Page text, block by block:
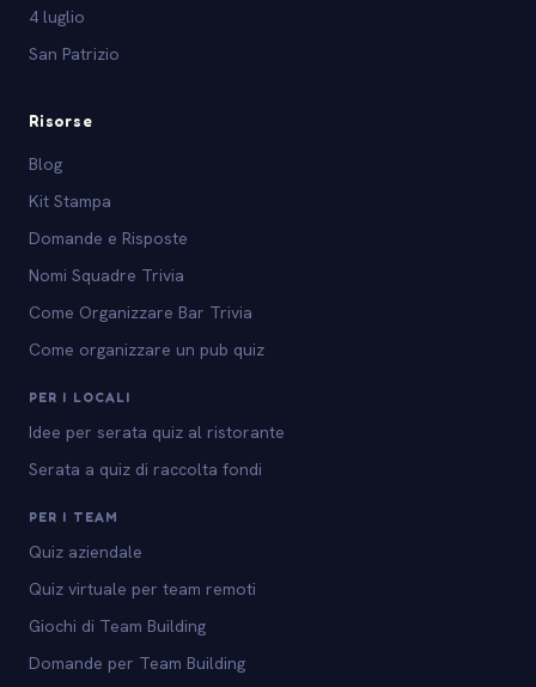
4 luglio
San Patrizio
Risorse
Blog
Kit Stampa
Domande e Risposte
Nomi Squadre Trivia
Come Organizzare Bar Trivia
Come organizzare un pub quiz
PER I LOCALI
Idee per serata quiz al ristorante
Serata a quiz di raccolta fondi
PER I TEAM
Quiz aziendale
Quiz virtuale per team remoti
Giochi di Team Building
Domande per Team Building